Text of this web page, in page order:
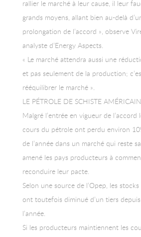
rallier le marché à leur cause, il leur
grands moyens, allant bien au-delà
prolongation de l’accord », observe
analyste d’Energy Aspects.
« Le marché attendra aussi une
et pas seulement de la production;
rééquilibrer le marché ».
LE PÉTROLE DE SCHISTE
Malgré l’entrée en vigueur de l’accord
cours du pétrole ont perdu environ
de l’année dans un marché qui reste
amené les pays producteurs à
reconduire leur pacte.
Selon une source de l’Opep, les
ont toutefois diminué d’un tiers
l’année.
Si les producteurs maintiennent les